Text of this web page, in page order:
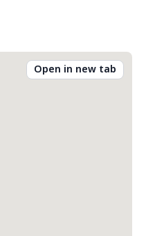
Open in new tab